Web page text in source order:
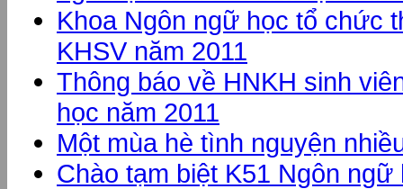
Khoa Ngôn ngữ học tổ chức
KHSV năm 2011
Thông báo về HNKH sinh
học năm 2011
Một mùa hè tình nguyện
Chào tạm biệt K51 Ngôn ngữ